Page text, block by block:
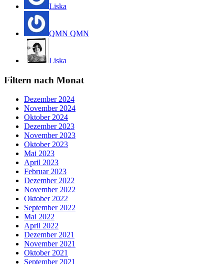
Liska
QMN QMN
Liska
Filtern nach Monat
Dezember 2024
November 2024
Oktober 2024
Dezember 2023
November 2023
Oktober 2023
Mai 2023
April 2023
Februar 2023
Dezember 2022
November 2022
Oktober 2022
September 2022
Mai 2022
April 2022
Dezember 2021
November 2021
Oktober 2021
September 2021